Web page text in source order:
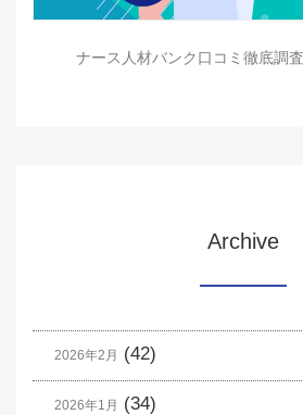
ナース人材バンク口コミ徹底調
Archive
2026年2月 (42)
2026年1月 (34)